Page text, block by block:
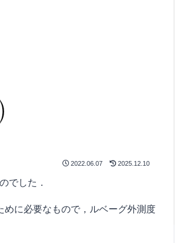
2022.06.07 2025.12.10
でした．
めに必要なもので，ルベーグ外測度